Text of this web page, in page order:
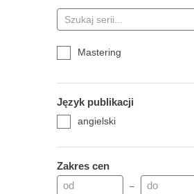
Mastering
Język publikacji
angielski
Zakres cen
–